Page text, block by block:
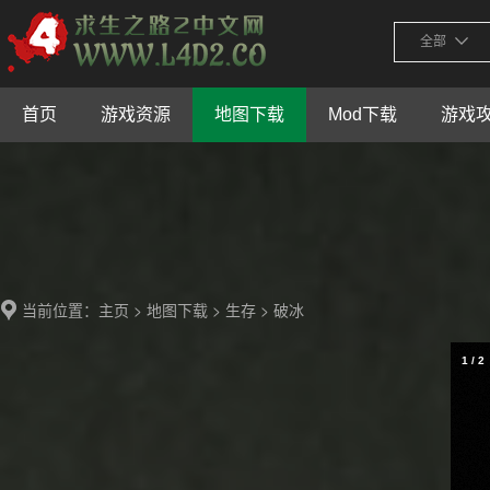
全部
首页 游戏资源 地图下载 Mod下载 游戏
当前位置： 主页 > 地图下载 > 生存 > 破冰
1 / 2